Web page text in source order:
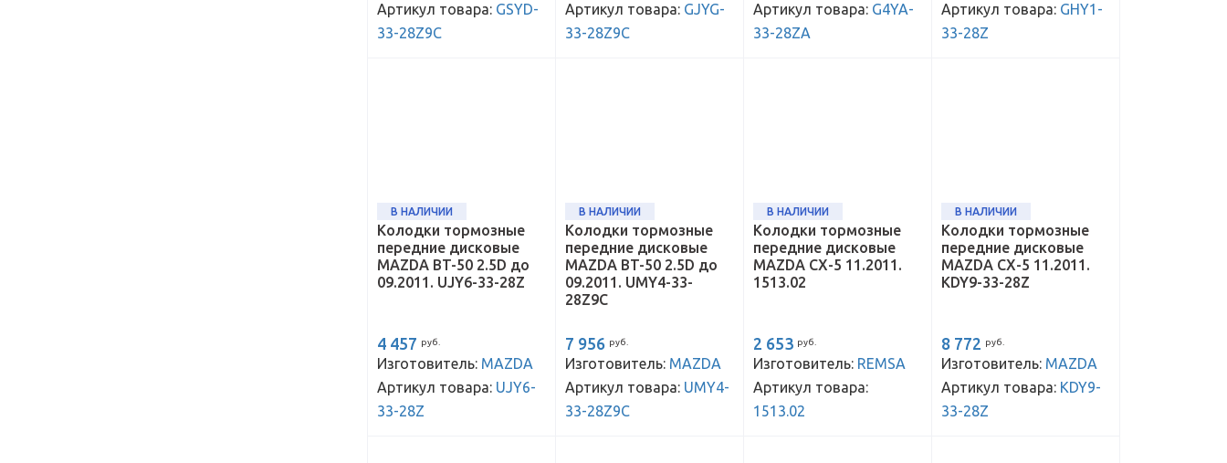
Артикул товара: GSYD-
33-28Z9C
Артикул товара: GJYG-
33-28Z9C
Артикул товара: G4YA-
33-28ZA
Артикул товара: GHY1-
33-28Z
В НАЛИЧИИ
Колодки тормозные
передние дисковые
MAZDA BT-50 2.5D до
09.2011. UJY6-33-28Z
4 457 руб.
Изготовитель: MAZDA
Артикул товара: UJY6-
33-28Z
В НАЛИЧИИ
Колодки тормозные
передние дисковые
MAZDA BT-50 2.5D до
09.2011. UMY4-33-
28Z9C
7 956 руб.
Изготовитель: MAZDA
Артикул товара: UMY4-
33-28Z9C
В НАЛИЧИИ
Колодки тормозные
передние дисковые
MAZDA CX-5 11.2011.
1513.02
2 653 руб.
Изготовитель: REMSA
Артикул товара:
1513.02
В НАЛИЧИИ
Колодки тормозные
передние дисковые
MAZDA CX-5 11.2011.
KDY9-33-28Z
8 772 руб.
Изготовитель: MAZDA
Артикул товара: KDY9-
33-28Z